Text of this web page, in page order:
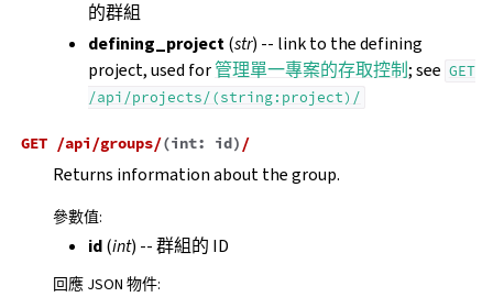
的群組
defining_project(str) -- link to the defining
project, used for管理單一專案的存取控制; see GET
/api/projects/(string:project)/
GET /api/groups/(int: id) /
Returns information about the group.
參數值:
id(int) -- 群組的 ID
回應 JSON 物件: